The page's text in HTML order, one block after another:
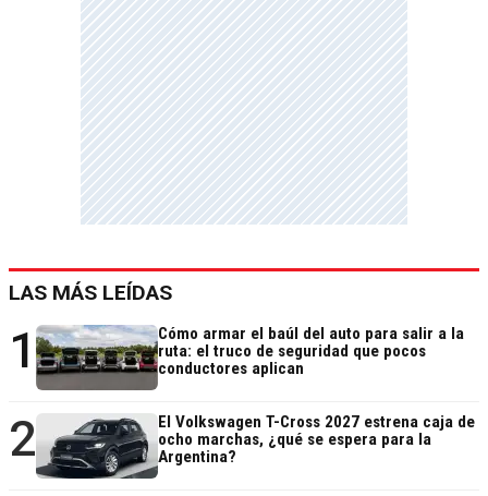
LAS MÁS LEÍDAS
1
Cómo armar el baúl del auto para salir a la
ruta: el truco de seguridad que pocos
conductores aplican
2
El Volkswagen T-Cross 2027 estrena caja de
ocho marchas, ¿qué se espera para la
Argentina?